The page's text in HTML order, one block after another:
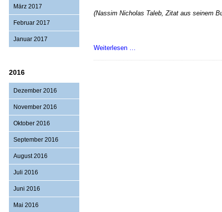
März 2017
Februar 2017
Januar 2017
2016
Dezember 2016
November 2016
Oktober 2016
September 2016
August 2016
Juli 2016
Juni 2016
Mai 2016
(Nassim Nicholas Taleb, Zitat aus seinem
Weiterlesen …
politische